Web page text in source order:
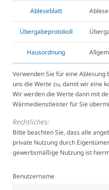
Ableseblatt
Übergabeprotokoll
Hausordnung
Verwenden Sie für eine
uns die Werte zu, damit wir eine
Wir werden die Werte dann mit
Wärmedienstleister für Sie
Rechtliches:
Bitte beachten Sie, dass alle
private Nutzung durch
gewerbsmäßige Nutzung ist
Benutzername